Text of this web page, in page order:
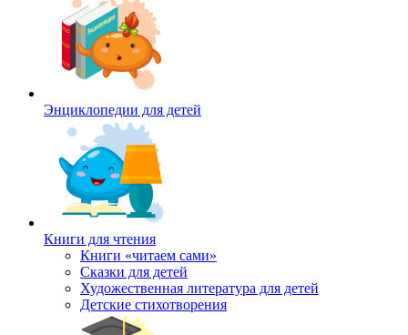
Энциклопедии для детей
Книги для чтения
Книги «читаем сами»
Сказки для детей
Художественная литература для детей
Детские стихотворения